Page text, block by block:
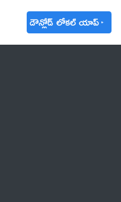
డౌన్లోడ్ లోకల్ యాప్